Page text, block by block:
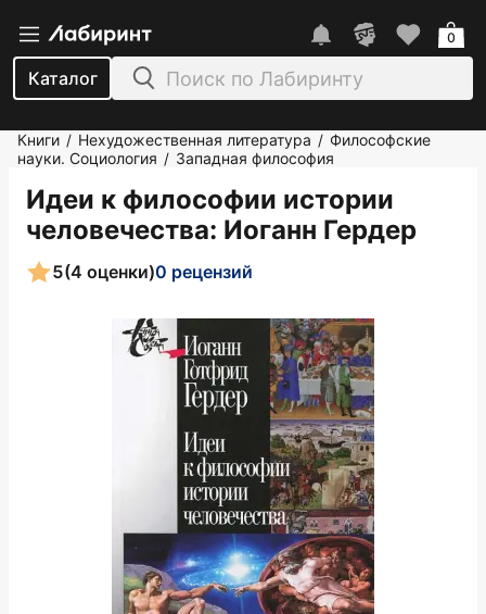
Каталог
0
Книги / Нехудожественная литература / Философские
науки. Социология / Западная философия
Идеи к философии истории
человечества: Иоганн Гердер
5(4 оценки)0 рецензий